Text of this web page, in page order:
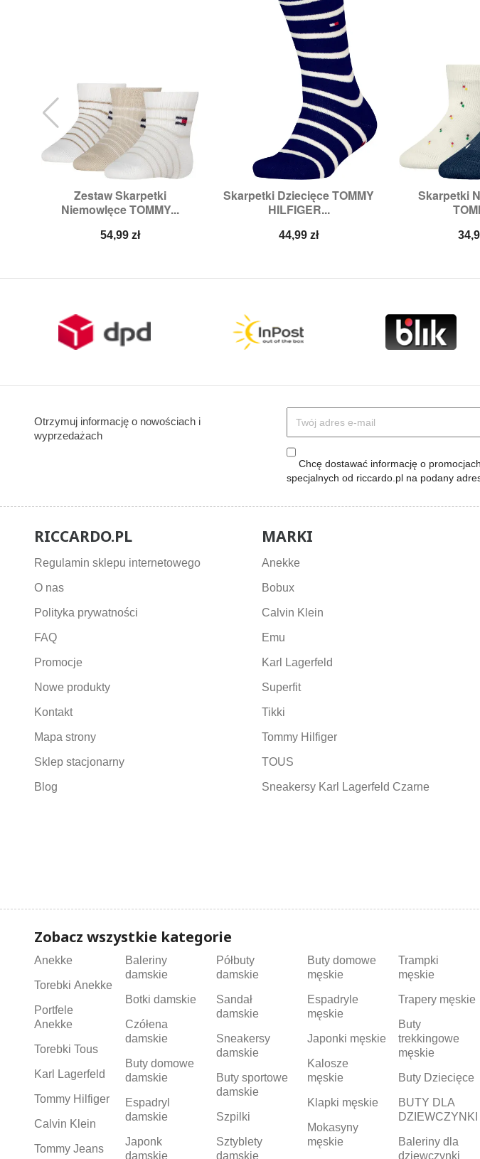
Zestaw Skarpetki
Niemowlęce TOMMY...
Cena
54,99 zł
Szybki podgląd
Rozmiary:11/14,15/18
Skarpetki Dziecięce TOMMY
HILFIGER...
Cena
44,99 zł
Szybki podgląd
Rozmiary:31/34
Skarpetki

Rozmiary:
Otrzymuj informację o nowościach i
wyprzedażach
Chcę dostawać informację o
specjalnych od riccardo.pl na podany
RICCARDO.PL
Regulamin sklepu internetowego
O nas
Polityka prywatności
FAQ
Promocje
Nowe produkty
Kontakt
Mapa strony
Sklep stacjonarny
Blog
MARKI
Anekke
Bobux
Calvin Klein
Emu
Karl Lagerfeld
Superfit
Tikki
Tommy Hilfiger
TOUS
Sneakersy Karl Lagerfeld Czarne
Zobacz wszystkie kategorie
Anekke
Torebki Anekke
Portfele
Anekke
Torebki Tous
Karl Lagerfeld
Tommy Hilfiger
Calvin Klein
Tommy Jeans
Baleriny
damskie
Botki damskie
Czółena
damskie
Buty domowe
damskie
Espadryl
damskie
Japonk
damskie
Półbuty
damskie
Sandał
damskie
Sneakersy
damskie
Buty sportowe
damskie
Szpilki
Sztyblety
damskie
Buty domowe
męskie
Espadryle
męskie
Japonki męskie
Kalosze
męskie
Klapki męskie
Mokasyny
męskie
Trampki
męskie
Trapery męskie
Buty
trekkingowe
męskie
Buty Dziecięce
BUTY DLA
DZIEWCZYNKI
Baleriny dla
dziewczynki